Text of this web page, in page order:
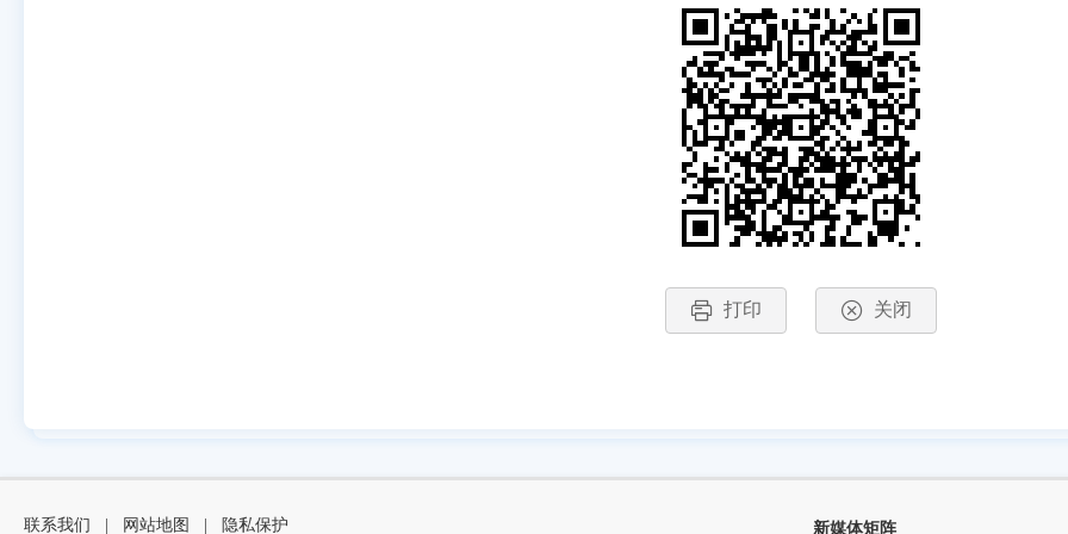
打印 关闭
联系我们 网站地图 隐私保护 新媒体矩阵